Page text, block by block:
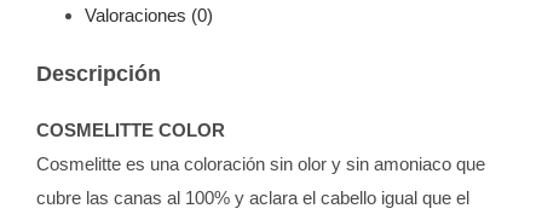
Valoraciones (0)
Descripción
COSMELITTE COLOR
Cosmelitte es una coloración sin olor y sin amoniaco que
cubre las canas al 100% y aclara el cabello igual que el